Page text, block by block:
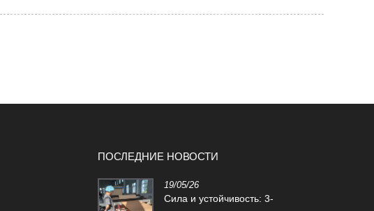
ПОСЛЕДНИЕ НОВОСТИ
(EPE)
19/05/26
Сила и устойчивость: 3-